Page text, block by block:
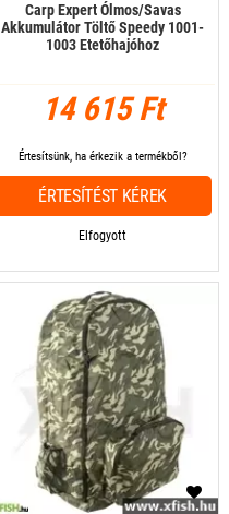
Carp Expert Ólmos/Savas
Akkumulátor Töltő Speedy 1001-
1003 Etetőhajóhoz
14 615 Ft
Elfogyott
Értesítsünk, ha érkezik a termékből?
ÉRTESÍTÉST KÉREK